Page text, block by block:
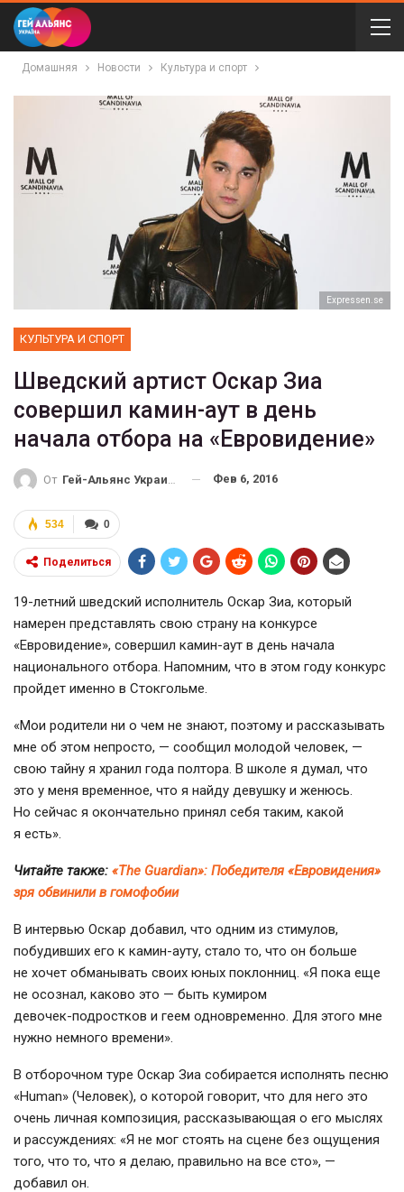
Домашняя Новости Культура и спорт
Еxpressen.se
КУЛЬТУРА И СПОРТ
Шведский артист Оскар Зиа
совершил камин-аут в день
начала отбора на «Евровидение»
От Гей-Альянс Украина Фев 6, 2016
0
534
Поделиться
19-летний шведский исполнитель Оскар Зиа, который
намерен представлять свою страну на конкурсе
«Евровидение», совершил камин-аут в день начала
национального отбора. Напомним, что в этом году конкурс
пройдет именно в Стокгольме.
«Мои родители ни о чем не знают, поэтому и рассказывать
мне об этом непросто, — сообщил молодой человек, —
свою тайну я хранил года полтора. В школе я думал, что
это у меня временное, что я найду девушку и женюсь.
Но сейчас я окончательно принял себя таким, какой
я есть».
Читайте также: «The Guardian»: Победителя «Евровидения»
зря обвинили в гомофобии
В интервью Оскар добавил, что одним из стимулов,
побудивших его к камин-ауту, стало то, что он больше
не хочет обманывать своих юных поклонниц. «Я пока еще
не осознал, каково это — быть кумиром
девочек-подростков и геем одновременно. Для этого мне
нужно немного времени».
В отборочном туре Оскар Зиа собирается исполнять песню
«Human» (Человек), о которой говорит, что для него это
очень личная композиция, рассказывающая о его мыслях
и рассуждениях: «Я не мог стоять на сцене без ощущения
того, что то, что я делаю, правильно на все сто», —
добавил он.